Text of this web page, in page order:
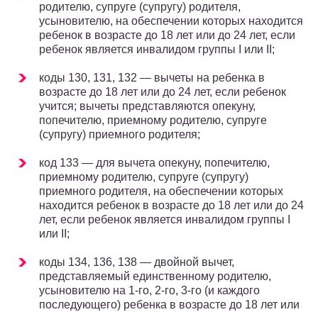
родителю, супруге (супругу) родителя,
усыновителю, на обеспечении которых находится
ребенок в возрасте до 18 лет или до 24 лет, если
ребенок является инвалидом группы I или II;
коды 130, 131, 132 — вычеты на ребенка в
возрасте до 18 лет или до 24 лет, если ребенок
учится; вычеты представляются опекуну,
попечителю, приемному родителю, супруге
(супругу) приемного родителя;
код 133 — для вычета опекуну, попечителю,
приемному родителю, супруге (супругу)
приемного родителя, на обеспечении которых
находится ребенок в возрасте до 18 лет или до 24
лет, если ребенок является инвалидом группы I
или II;
коды 134, 136, 138 — двойной вычет,
представляемый единственному родителю,
усыновителю на 1-го, 2-го, 3-го (и каждого
последующего) ребенка в возрасте до 18 лет или